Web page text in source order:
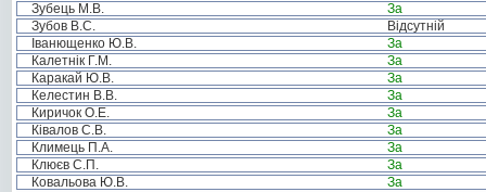
Зубець М.В.
За
Зубов В.С.
Відсутній
Іванющенко Ю.В.
За
Калетнік Г.М.
За
Каракай Ю.В.
За
Келестин В.В.
За
Киричок О.Е.
За
Ківалов С.В.
За
Климець П.А.
За
Клюєв С.П.
За
Ковальова Ю.В.
За